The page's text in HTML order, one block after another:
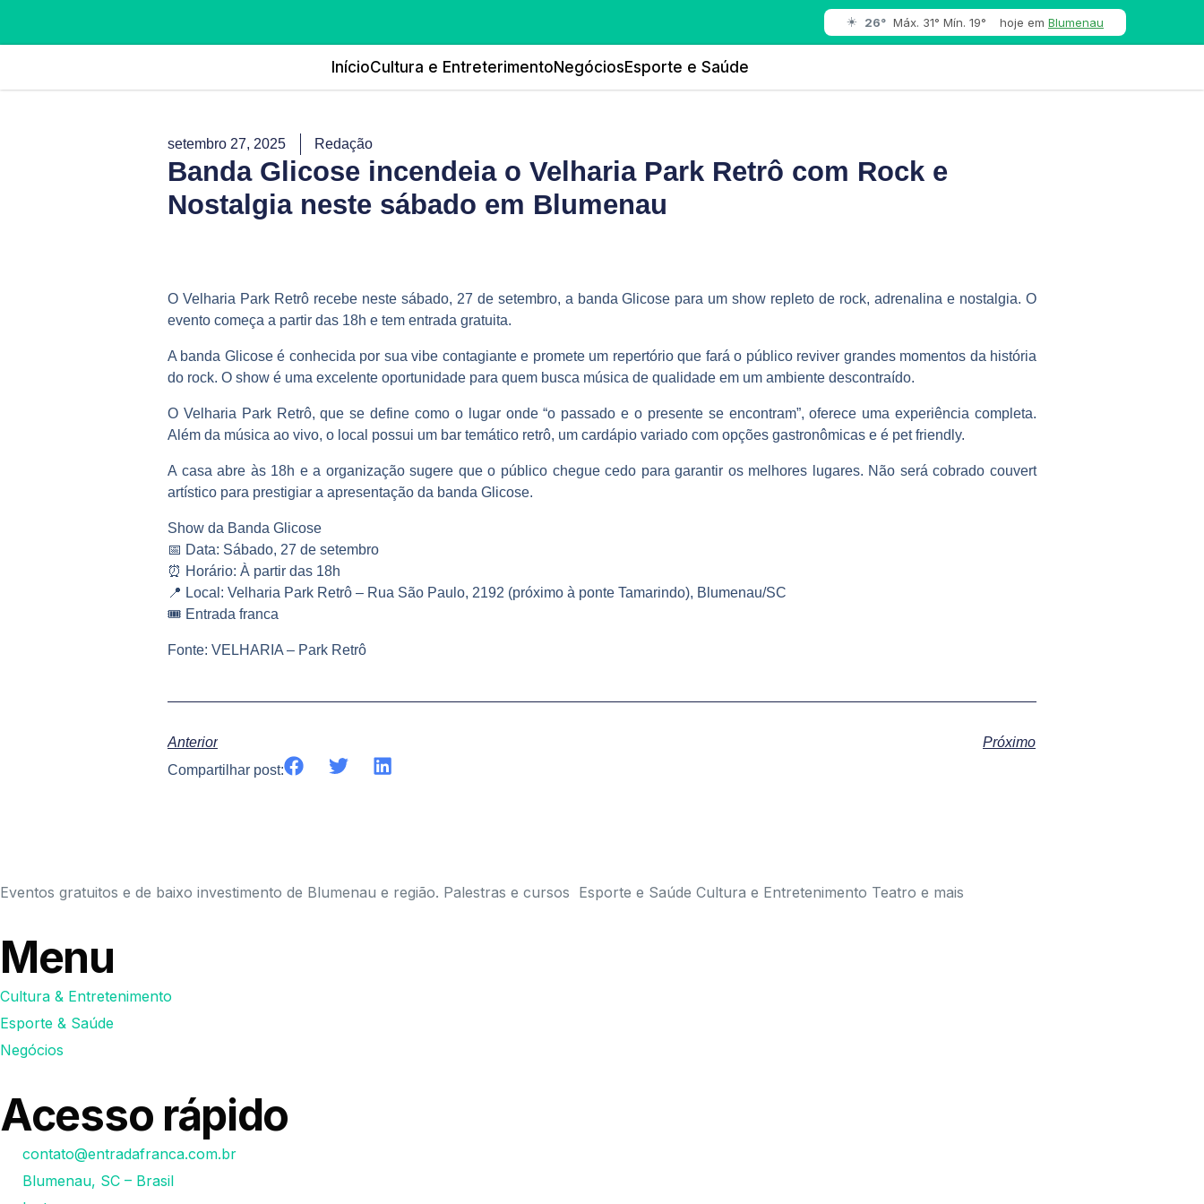
☀️ 26° Máx. 31° Mín. 19° hoje em Blumenau
InícioCultura e EntreterimentoNegóciosEsporte e Saúde
setembro 27, 2025 Redação
Banda Glicose incendeia o Velharia Park Retrô com Rock e
Nostalgia neste sábado em Blumenau
O Velharia Park Retrô recebe neste sábado, 27 de setembro, a banda Glicose para um show repleto de rock, adrenalina e nostalgia. O
evento começa a partir das 18h e tem entrada gratuita.
A banda Glicose é conhecida por sua vibe contagiante e promete um repertório que fará o público reviver grandes momentos da história
do rock. O show é uma excelente oportunidade para quem busca música de qualidade em um ambiente descontraído.
O Velharia Park Retrô, que se define como o lugar onde “o passado e o presente se encontram”, oferece uma experiência completa.
Além da música ao vivo, o local possui um bar temático retrô, um cardápio variado com opções gastronômicas e é pet friendly.
A casa abre às 18h e a organização sugere que o público chegue cedo para garantir os melhores lugares. Não será cobrado couvert
artístico para prestigiar a apresentação da banda Glicose.
Show da Banda Glicose
📅 Data: Sábado, 27 de setembro
⏰ Horário: À partir das 18h
📍 Local: Velharia Park Retrô – Rua São Paulo, 2192 (próximo à ponte Tamarindo), Blumenau/SC
🎟️ Entrada franca
Fonte: VELHARIA – Park Retrô
Anterior
Próximo
Compartilhar post:
Eventos gratuitos e de baixo investimento de Blumenau e região. Palestras e cursos Esporte e Saúde Cultura e Entretenimento Teatro e mais
Menu
Cultura & Entretenimento
Esporte & Saúde
Negócios
Acesso rápido
contato@entradafranca.com.br
Blumenau, SC – Brasil